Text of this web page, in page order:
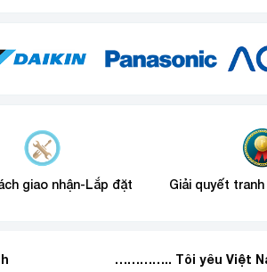
giao nhận-Lắp đặt Giải quyết
………….. Tôi yêu Việt